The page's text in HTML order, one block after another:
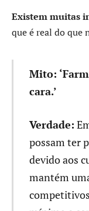
Existem muitas
que é real do que
Mito:
cara.’
Verdade:
possam ter
devido aos
mantém